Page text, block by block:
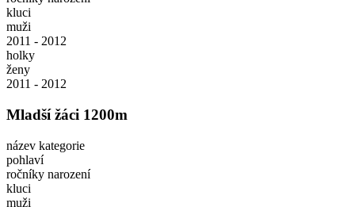
kluci
muži
2011 - 2012
holky
ženy
2011 - 2012
Mladší žáci 1200m
název kategorie
pohlaví
ročníky narození
kluci
muži